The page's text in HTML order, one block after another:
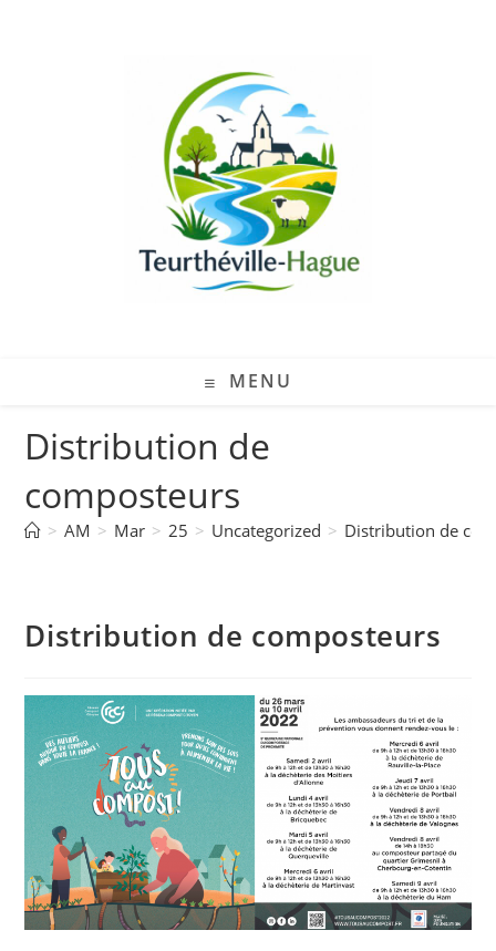
MENU
Distribution de
composteurs
> AM > Mar > 25 > Uncategorized > Distribution de
Distribution de composteurs